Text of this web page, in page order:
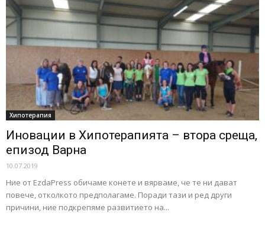
Хипотерапия
Иновации в Хипотерапията – втора среща,
епизод Варна
10.07.2019
Ние от EzdaPress обичаме конете и вярваме, че те ни дават
повече, отколкото предполагаме. Поради тази и ред други
причини, ние подкрепяме развитието на...